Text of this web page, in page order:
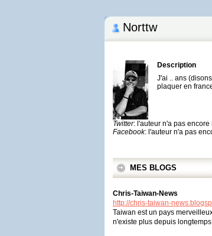
Norttw
Description
J'ai .. ans
plaquer en
Twitter: l'auteur n'a pas
Facebook: l'auteur n'a pas
MES BLOGS
Chris-Taiwan-News
http://chris-taiwan-
Taiwan est un pays
n'existe plus depuis